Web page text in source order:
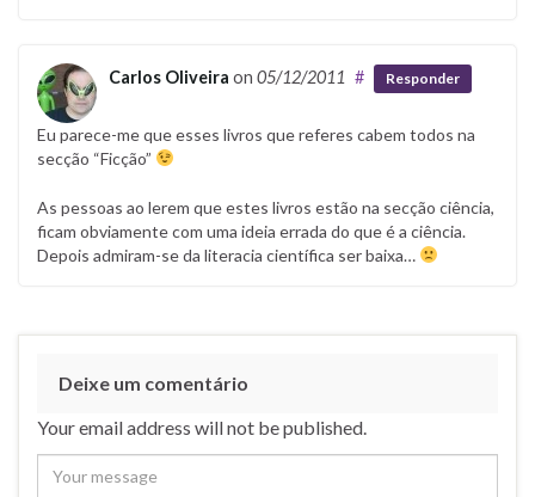
Carlos Oliveira on 05/12/2011 # Responder
Eu parece-me que esses livros que referes cabem todos na
secção “Ficção”
As pessoas ao lerem que estes livros estão na secção ciência,
ficam obviamente com uma ideia errada do que é a ciência.
Depois admiram-se da literacia científica ser baixa…
Deixe um comentário
Your email address will not be published.